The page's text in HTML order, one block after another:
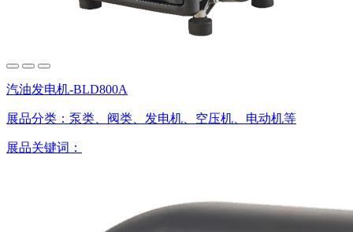
汽油发电机-BLD800A
展品分类： 泵类、阀类、发电机、空压机、电动机等
展品关键词：